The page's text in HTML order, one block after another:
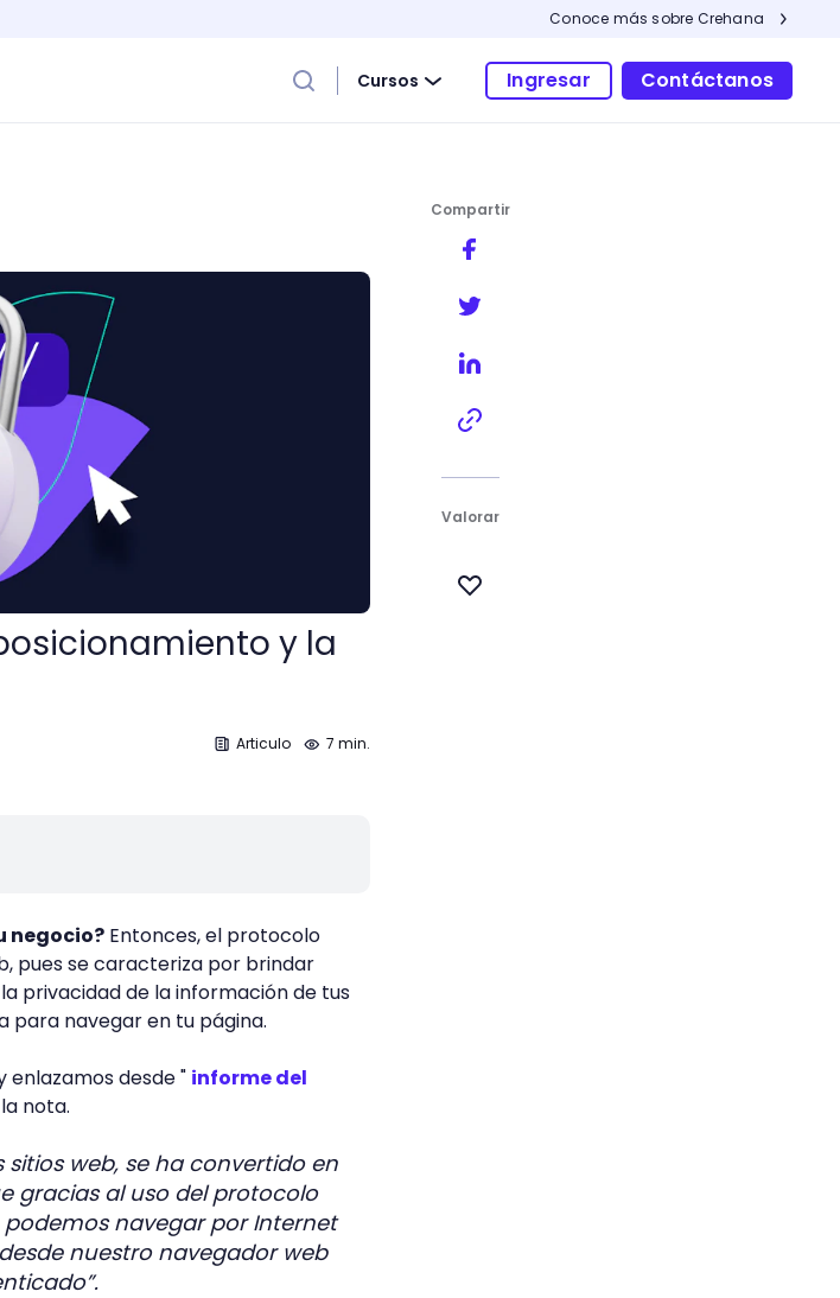
Conoce más sobre Crehana
Cursos Ingresar Contáctanos
de tu sitio web!
y la
Articulo 7 min.
negocio? Entonces, el protocolo
pues se caracteriza por brindar
privacidad de la información de tus
para navegar en tu página.
enlazamos desde " informe del
nota.
web, se ha convertido en
gracias al uso del protocolo
podemos navegar por Internet
nuestro navegador web
Compartir
Valorar